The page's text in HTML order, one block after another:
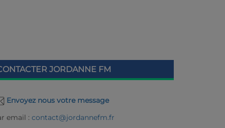
JORDANNE FM
Envoyez nous votre message
email : contact@jordannefm.fr